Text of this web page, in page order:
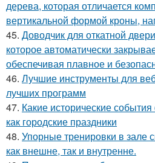
дерева, которая отличается
вертикальной формой кроны,
45. Доводчик для откатной
которое автоматически
обеспечивая плавное и
46. Лучшие инструменты для
лучших программ
47. Какие исторические
как городские праздники
48. Упорные тренировки в зале
как внешне, так и внутренне.